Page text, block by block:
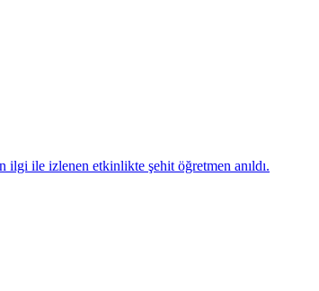
ilgi ile izlenen etkinlikte şehit öğretmen anıldı.